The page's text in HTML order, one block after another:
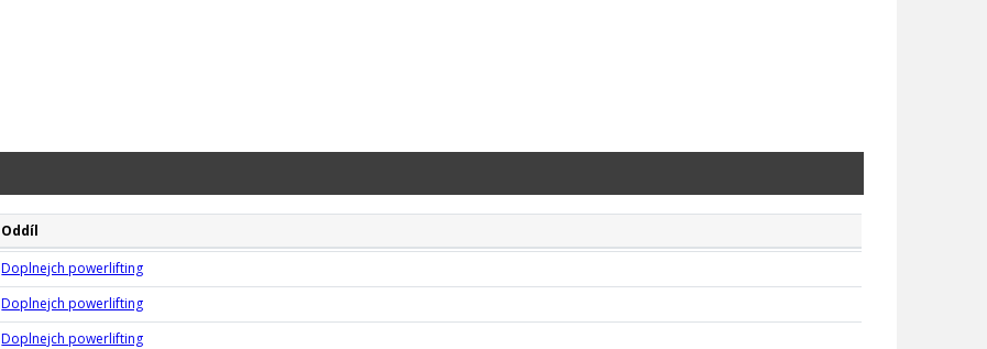
Oddíl
Doplnejch powerlifting
Doplnejch powerlifting
Doplnejch powerlifting